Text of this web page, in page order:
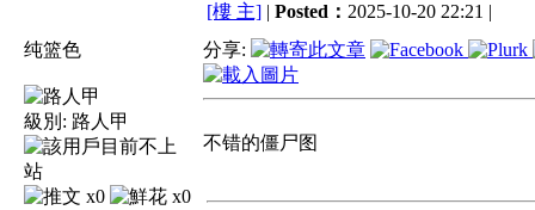
[樓 主] | Posted： 2025-10-20 22:21 |
纯篮色
級別: 路人甲
x0 x0
分享:
不错的僵尸图